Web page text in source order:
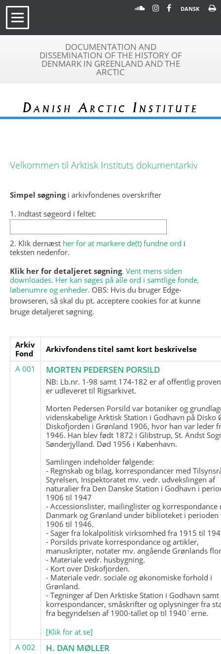
DANSK
DOCUMENTATION AND
DISSEMINATION OF THE HISTORY OF
DENMARK IN GREENLAND AND THE
ARCTIC
Danish Arctic Institute
Velkommen til Arktisk Instituts dokumentarkiv
Simpel søgningi arkivfondenes overskrifter
1. Indtast søgeord i feltet:
2. Klik dernæst her for at markere de(t) fundne ord i
teksten nedenfor.
Klik her for detaljeret søgning. Vent mens siden
downloades. Her kan søges på alle ord i samtlige fonde,
løbenumre og enheder. OBS: Hvis du bruger Edge-
browseren, så skal du pt. acceptere cookies for at kunne
bruge detaljeret søgning.
Arkiv
Fond
Arkivfondens titel samt kort beskrivelse
A 001
MORTEN PEDERSEN PORSILD
NB: Lb.nr. 1-98 samt 174-182 er af offentlig
er udleveret til Rigsarkivet.
Morten Pedersen Porsild var botaniker og
videnskabelige Arktisk Station i Godhavn på Disko
Diskofjorden i Grønland 1906, hvor han var leder
1946. Han blev født 1872 i Glibstrup, St. Andst
Sønderjylland. Død 1956 i København.
Samlingen indeholder følgende:
- Regnskab og bilag, korrespondancer med
Styrelsen, Inspektoratet mv. vedr. udvekslingen af
naturalier fra Den Danske Station i Godhavn i
1906 til 1947
- Accessionslister, mailinglister og korrespondance
Danmark og Grønland under biblioteket i perioden
1906 til 1946.
- Sager fra lokalpolitisk virksomhed fra 1915 til
- Porsilds private korrespondance og artikler,
manuskripter, notater mv. angående Grønlands
- Materiale vedr. husbygning.
- Kort over Diskofjorden.
- Materiale vedr. sociale og økonomiske forhold i
Grønland.
- Tegninger af Den Arktiske Station i Godhavn
korrespondancer, småskrifter og oplysninger fra
fra begyndelsen af 1900-tallet op til 1940`erne.
[Klik for at se]
A 002
H. DAN MØLLER